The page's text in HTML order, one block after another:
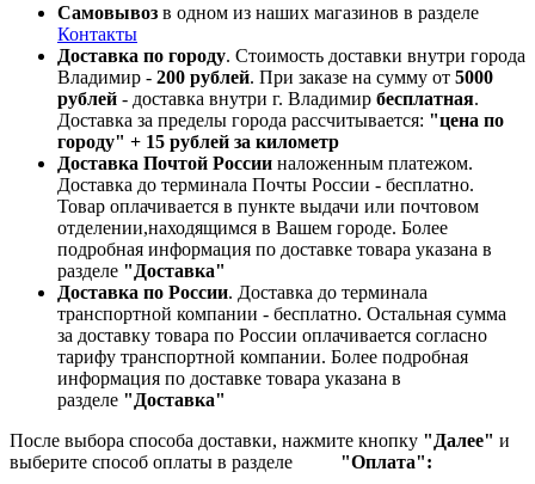
Самовывоз в одном из наших магазинов в разделе
Контакты
Доставка по городу. Стоимость доставки внутри города
Владимир - 200 рублей. При заказе на сумму от 5000
рублей - доставка внутри г. Владимир бесплатная.
Доставка за пределы города рассчитывается: "цена по
городу" + 15 рублей за километр
Доставка Почтой России наложенным платежом.
Доставка до терминала Почты России - бесплатно.
Товар оплачивается в пункте выдачи или почтовом
отделении,находящимся в Вашем городе. Более
подробная информация по доставке товара указана в
разделе "Доставка"
Доставка по России. Доставка до терминала
транспортной компании - бесплатно. Остальная сумма
за доставку товара по России оплачивается согласно
тарифу транспортной компании. Более подробная
информация по доставке товара указана в
разделе "Доставка"
После выбора способа доставки, нажмите кнопку "Далее" и
выберите способ оплаты в разделе "Оплата":